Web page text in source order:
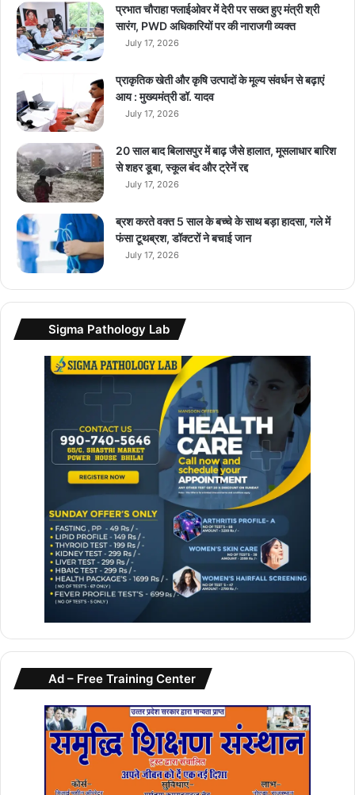
र
फो
न
a
m
1
3
T
…
…
प्रभात चौराहा फ्लाईओवर में देरी पर सख्त हुए मंत्री श्री
सारंग, PWD अधिकारियों पर की नाराजगी व्यक्त
July 17, 2026
प्राकृतिक खेती और कृषि उत्पादों के मूल्य संवर्धन से बढ़ाएं
आय : मुख्यमंत्री डॉ. यादव
July 17, 2026
20 साल बाद बिलासपुर में बाढ़ जैसे हालात, मूसलाधार बारिश
से शहर डूबा, स्कूल बंद और ट्रेनें रद्द
July 17, 2026
ब्रश करते वक्त 5 साल के बच्चे के साथ बड़ा हादसा, गले में
फंसा टूथब्रश, डॉक्टरों ने बचाई जान
July 17, 2026
Sigma Pathology Lab
Ad – Free Training Center